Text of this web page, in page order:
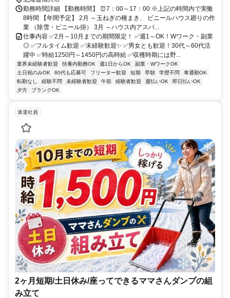
勤務時間詳細 【勤務時間】 ⏰7：00～17：00 ※上記の時間内で実働
8時間 【年間予定】 2月 ～玉ねぎの種まき、 ビニールハウス廻りの作
業 （除雪・ビニール掛） 3月 ～ハウス内アスパ...
仕事内容 ✅2月～10月までの期間限定！ ✅週1～OK！Wワーク・副業
◎ ✅フルタイム歓迎 ✅未経験歓迎✨ ✅男女とも歓迎！30代～60代活
躍中 ✅時給1250円～1450円の高時給 ✅収穫時期には野...
業界未経験者歓迎 扶養内勤務OK 週1日からOK
副業・WワークOK
土日祝のみOK
60代も応募可 フリーター歓迎 短期 早朝 学歴不問
車通勤OK
転勤なし
経験不問 未経験者歓迎 午前 経験者歓迎 週払いOK
即日払いOK
夕方
ブランクOK
派遣社員
2ヶ月短期/土日休み/座ってできるママさんダンプの組
み立て